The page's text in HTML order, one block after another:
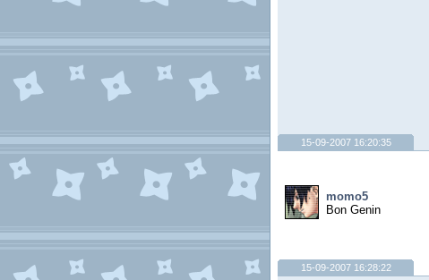
15-09-2007 16:20:35
momo5
Bon Genin
15-09-2007 16:28:22